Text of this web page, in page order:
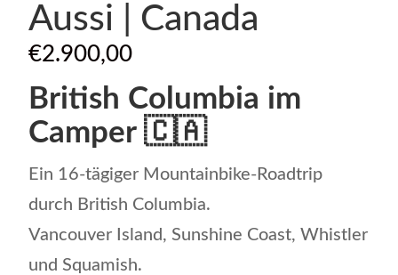
Aussi | Canada
€2.900,00
British Columbia im
Camper 🇨🇦
Ein 16-tägiger Mountainbike-Roadtrip
durch British Columbia.
Vancouver Island, Sunshine Coast, Whistler
und Squamish.